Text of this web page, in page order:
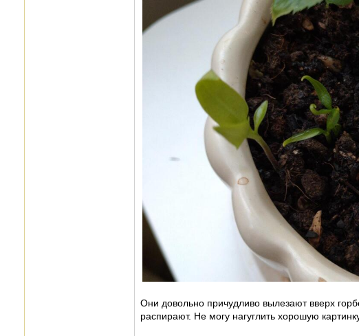
Они довольно причудливо вылезают вверх
распирают. Не могу нагуглить хорошую